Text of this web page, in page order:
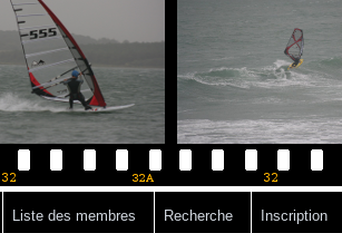
Liste des membres Recherche Inscription